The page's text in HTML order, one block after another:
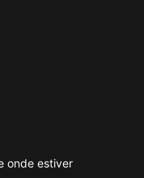
onde estiver